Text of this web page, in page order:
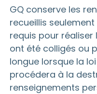
GQ conserve les
recueillis
requis pour réaliser
ont été colligés ou
longue lorsque la loi
procédera à la
renseignements